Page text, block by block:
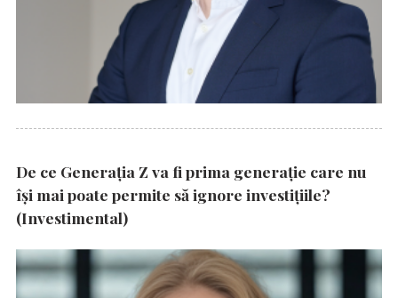
De ce Generația Z va fi prima generație care nu
își mai poate permite să ignore investițiile?
(Investimental)